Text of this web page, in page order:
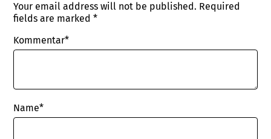
Your email address will not be published. Required
fields are marked*
Kommentar*
Name*